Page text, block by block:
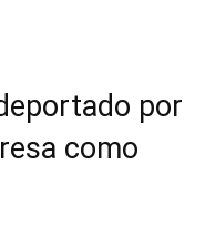
por
como